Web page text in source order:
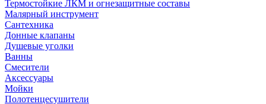
Термостойкие ЛКМ и огнезащитные составы
Малярный инструмент
Сантехника
Донные клапаны
Душевые уголки
Ванны
Смесители
Аксессуары
Мойки
Полотенцесушители